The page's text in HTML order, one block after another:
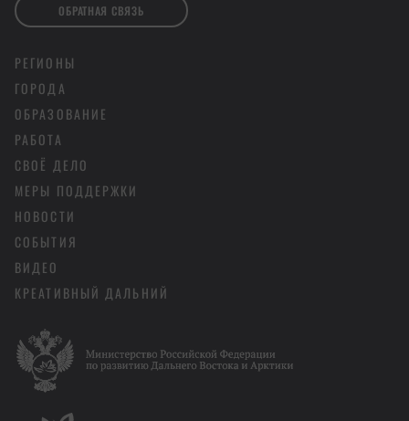
РЕГИОНЫ
ГОРОДА
ОБРАЗОВАНИЕ
РАБОТА
СВОЁ ДЕЛО
МЕРЫ ПОДДЕРЖКИ
НОВОСТИ
СОБЫТИЯ
ВИДЕО
КРЕАТИВНЫЙ ДАЛЬНИЙ
ОБРАТНАЯ СВЯЗЬ